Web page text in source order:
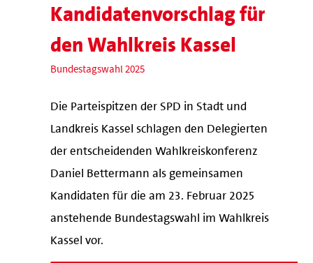
Kandidatenvorschlag für
den Wahlkreis Kassel
Bundestagswahl 2025
Die Parteispitzen der SPD in Stadt und
Landkreis Kassel schlagen den Delegierten
der entscheidenden Wahlkreiskonferenz
Daniel Bettermann als gemeinsamen
Kandidaten für die am 23. Februar 2025
anstehende Bundestagswahl im Wahlkreis
Kassel vor.